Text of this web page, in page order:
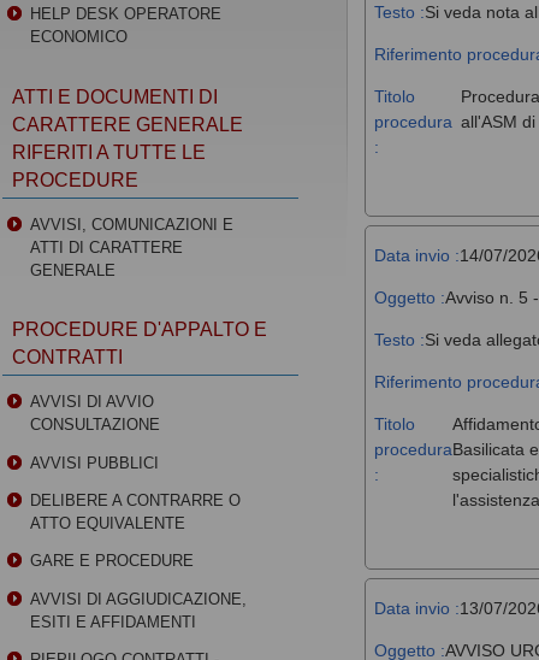
Testo :Si veda nota
Riferimento
Titolo
procedura
:
all'ASM
Data invio :14/07/
Oggetto :Avviso n. 5
Testo :Si veda
Riferimento
Titolo
procedura
:
Basilicata
Data invio :13/07/
Oggetto :AVVISO
HELP DESK OPERATORE
ECONOMICO
ATTI E DOCUMENTI DI
CARATTERE GENERALE
RIFERITI A TUTTE LE
PROCEDURE
AVVISI, COMUNICAZIONI E
ATTI DI CARATTERE
GENERALE
PROCEDURE D'APPALTO E
CONTRATTI
AVVISI DI AVVIO
CONSULTAZIONE
AVVISI PUBBLICI
DELIBERE A CONTRARRE O
ATTO EQUIVALENTE
GARE E PROCEDURE
AVVISI DI AGGIUDICAZIONE,
ESITI E AFFIDAMENTI